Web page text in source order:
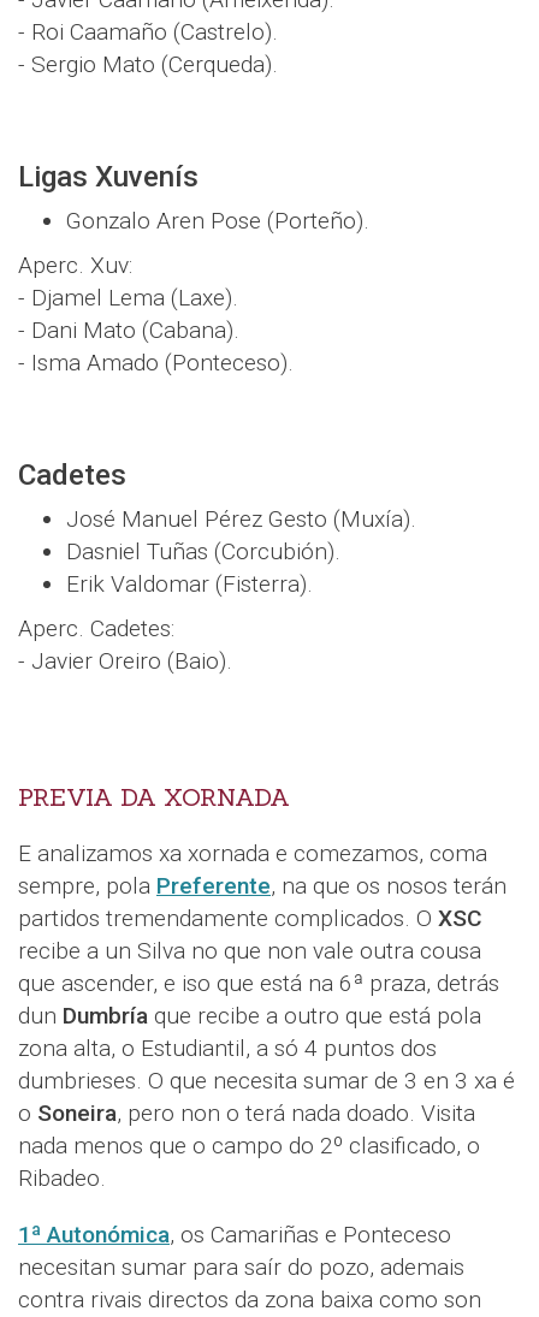
- Roi Caamaño (Castrelo).
- Sergio Mato (Cerqueda).
Ligas Xuvenís
Gonzalo Aren Pose (Porteño).
Aperc. Xuv:
- Djamel Lema (Laxe).
- Dani Mato (Cabana).
- Isma Amado (Ponteceso).
Cadetes
José Manuel Pérez Gesto (Muxía).
Dasniel Tuñas (Corcubión).
Erik Valdomar (Fisterra).
Aperc. Cadetes:
- Javier Oreiro (Baio).
PREVIA DA XORNADA
E analizamos xa xornada e comezamos, coma
sempre, pola Preferente, na que os nosos terán
partidos tremendamente complicados. O XSC
recibe a un Silva no que non vale outra cousa
que ascender, e iso que está na 6ª praza, detrás
dun Dumbría que recibe a outro que está pola
zona alta, o Estudiantil, a só 4 puntos dos
dumbrieses. O que necesita sumar de 3 en 3 xa é
o Soneira, pero non o terá nada doado. Visita
nada menos que o campo do 2º clasificado, o
Ribadeo.
1ª Autonómica, os Camariñas e Ponteceso
necesitan sumar para saír do pozo, ademais
contra rivais directos da zona baixa como son